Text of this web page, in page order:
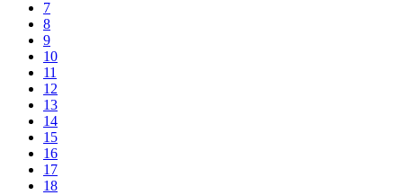
7
8
9
10
11
12
13
14
15
16
17
18